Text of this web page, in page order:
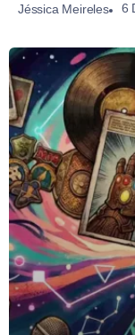
Jéssica Meireles 6